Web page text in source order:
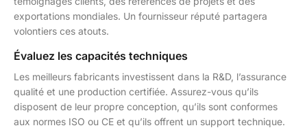
exportations mondiales. Un fournisseur réputé partagera
volontiers ces atouts.
Évaluez les capacités techniques
Les meilleurs fabricants investissent dans la R&D, l’assurance
qualité et une production certifiée. Assurez-vous qu’ils
disposent de leur propre conception, qu’ils sont conformes
aux normes ISO ou CE et qu’ils offrent un support technique.